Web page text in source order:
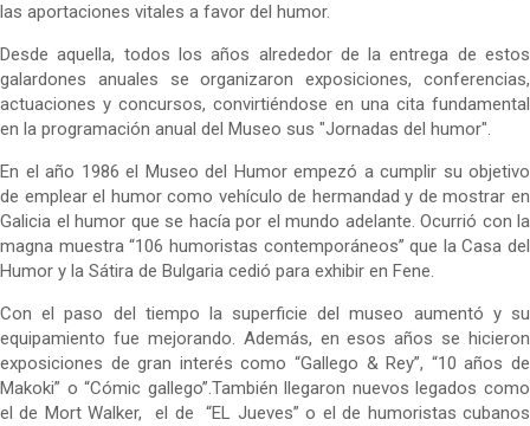
las aportaciones vitales a favor del humor.
Desde aquella, todos los años alrededor de la entrega de estos
galardones anuales se organizaron exposiciones, conferencias,
actuaciones y concursos, convirtiéndose en una cita fundamental
en la programación anual del Museo sus "Jornadas del humor".
En el año 1986 el Museo del Humor empezó a cumplir su objetivo
de emplear el humor como vehículo de hermandad y de mostrar en
Galicia el humor que se hacía por el mundo adelante. Ocurrió con la
magna muestra “106 humoristas contemporáneos” que la Casa del
Humor y la Sátira de Bulgaria cedió para exhibir en Fene.
Con el paso del tiempo la superficie del museo aumentó y su
equipamiento fue mejorando. Además, en esos años se hicieron
exposiciones de gran interés como “Gallego & Rey”, “10 años de
Makoki” o “Cómic gallego”.También llegaron nuevos legados como
el de Mort Walker, el de “EL Jueves” o el de humoristas cubanos